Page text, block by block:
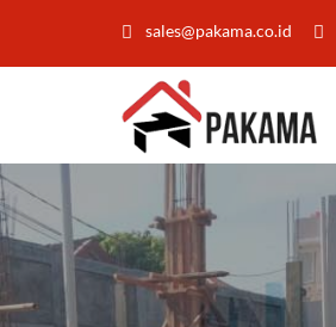
sales@pakama.co.id